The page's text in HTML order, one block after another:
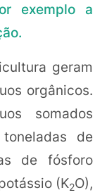
exemplo a
geram
orgânicos.
somados
de
de fósforo
(K2O),